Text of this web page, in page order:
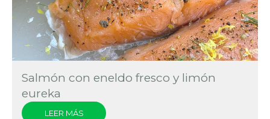
Salmón con eneldo fresco y limón
eureka
LEER MÁS